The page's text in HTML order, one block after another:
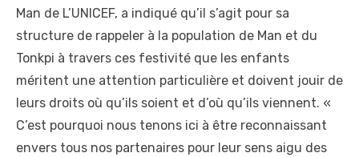
Man de L’UNICEF, a indiqué qu’il s’agit pour sa
structure de rappeler à la population de Man et du
Tonkpi à travers ces festivité que les enfants
méritent une attention particulière et doivent jouir de
leurs droits où qu’ils soient et d’où qu’ils viennent. «
C’est pourquoi nous tenons ici à être reconnaissant
envers tous nos partenaires pour leur sens aigu des